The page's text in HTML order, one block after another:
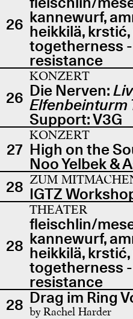
26 kannewurf,
heikkilä,
togetherness
resistance
26
KONZERT
Die Nerven:
Elfenbeinturm
Support: V3G
27
KONZERT
High on the
Noo Yelbek &
28 ZUM
IGTZ
28
THEATER
fleischlin/
kannewurf,
heikkilä,
togetherness
resistance
28 Drag im Ring
by Rachel Harder